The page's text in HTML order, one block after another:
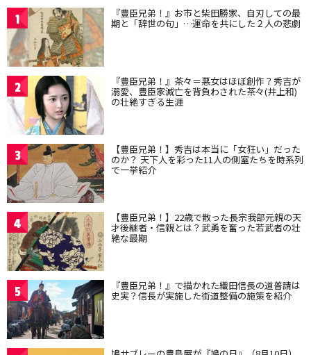
1 『豊臣兄弟！』お市と柴田勝家、自刃しての最
期と「辞世の句」…運命を共にした２人の悲劇
2 『豊臣兄弟！』茶々＝悪女はほぼ創作？秀吉が
溺愛、豊臣家滅亡を背負わされた茶々(井上和)
の壮絶すぎる生涯
3 【豊臣兄弟！】秀吉は本当に「女狂い」だった
のか？ 天下人を彩った11人の側室たちを時系列
で一挙紹介
4 【豊臣兄弟！】22歳で散った長宗我部元親の天
才後継者・信親とは？武勇を奮った若武者の壮
絶な最期
5 『豊臣兄弟！』で描かれた織田信長の道普請は
史実？信長が実施した街道整備の施策を紹介